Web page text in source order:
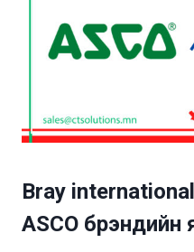
Bray
ASCO брэндийн